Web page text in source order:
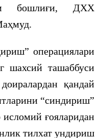
бошлиғи, ДХХ
операциялари
шахсий ташаббуси
қандай
“синдириш”
исломий ғояларидан
тилхат ундириш